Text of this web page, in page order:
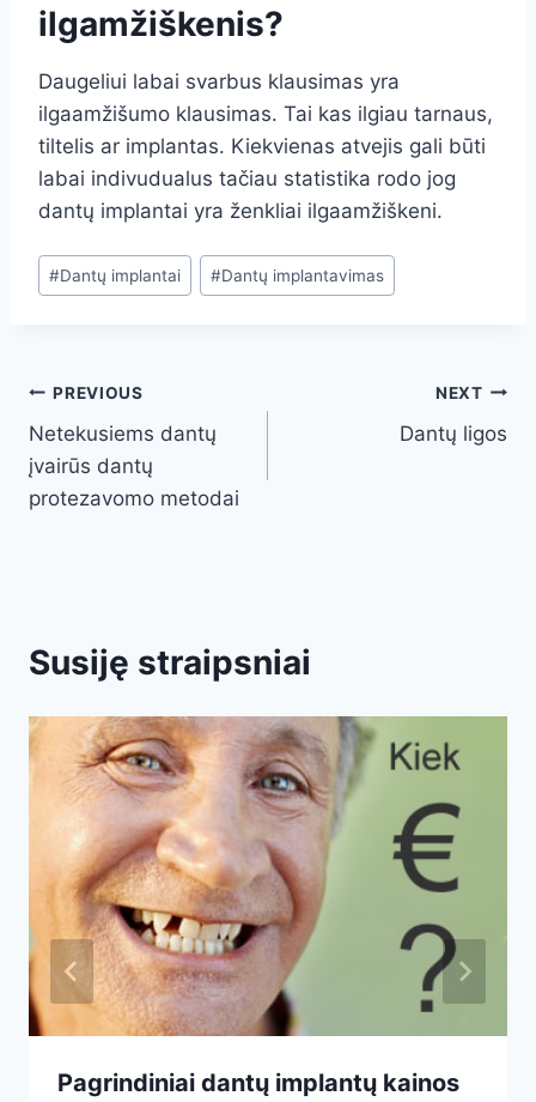
ilgamžiškenis?
Daugeliui labai svarbus klausimas yra
ilgaamžišumo klausimas. Tai kas ilgiau tarnaus,
tiltelis ar implantas. Kiekvienas atvejis gali būti
labai indivudualus tačiau statistika rodo jog
dantų implantai yra ženkliai ilgaamžiškeni.
Post
Tags:
#Dantų implantai #Dantų implantavimas
Navigacija
tarp
įrašų
PREVIOUS
Netekusiems dantų
įvairūs dantų
protezavomo metodai
NEXT
Dantų ligos
Susiję straipsniai
Pagrindiniai dantų implantų kainos